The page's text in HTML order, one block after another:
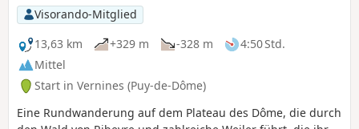
Visorando-Mitglied
13,63 km
+329 m -328 m
4:50 Std.
Mittel
Start in Vernines (Puy-de-Dôme)
Eine Rundwanderung auf dem Plateau des Dôme, die durch